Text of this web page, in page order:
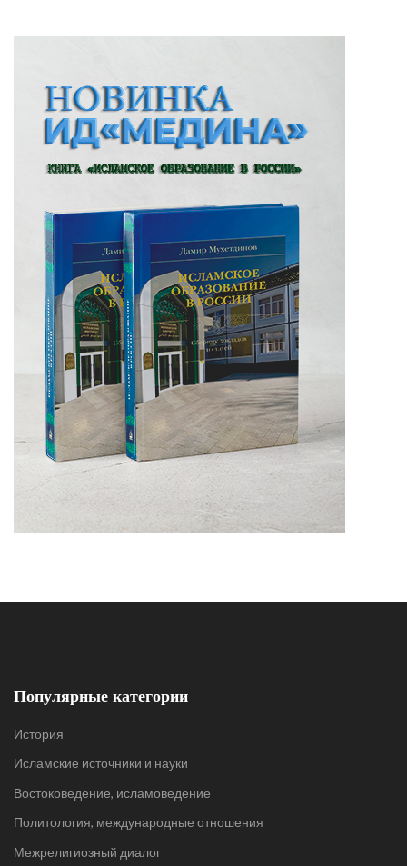
Популярные категории
История
Исламские источники и науки
Востоковедение, исламоведение
Политология, международные отношения
Межрелигиозный диалог